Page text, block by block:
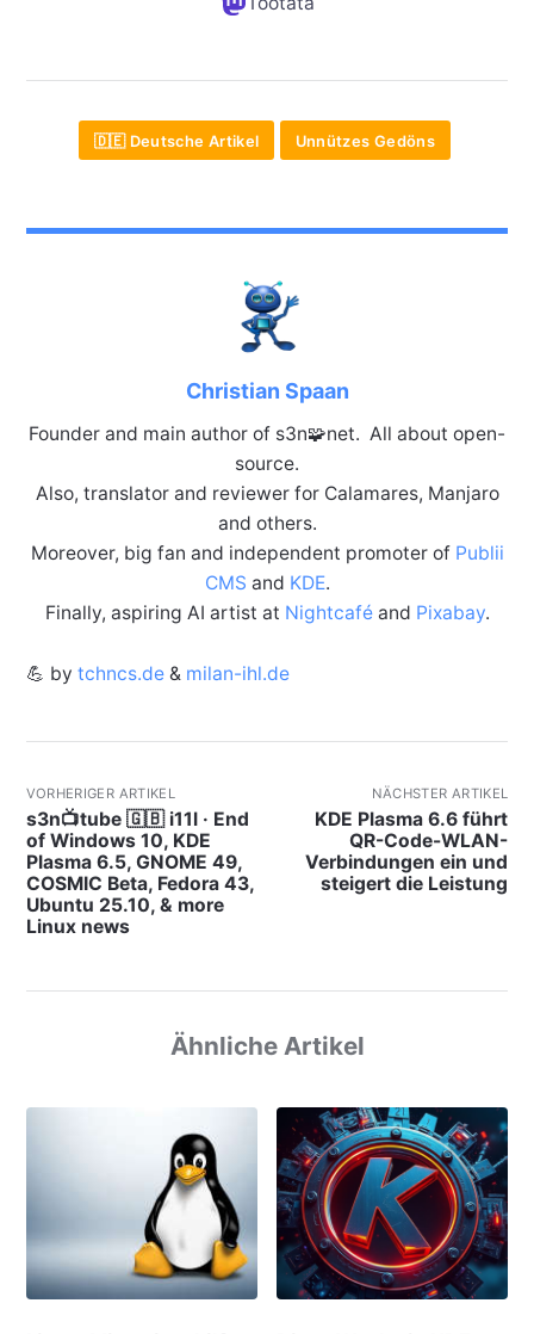
🇩🇪 Deutsche Artikel Unnützes Gedöns
Christian Spaan
Founder and main author of s3n🧩net. All about open-
source.
Also, translator and reviewer for Calamares, Manjaro
and others.
Moreover, big fan and independent promoter of Publii
CMS and KDE.
Finally, aspiring AI artist at Nightcaféand Pixabay.
💪 by tchncs.de& milan-ihl.de
VORHERIGER ARTIKEL
s3n📺tube 🇬🇧 i11l · End
of Windows 10, KDE
Plasma 6.5, GNOME 49,
COSMIC Beta, Fedora 43,
Ubuntu 25.10, & more
Linux news
NÄCHSTER ARTIKEL
KDE Plasma 6.6 führt
QR-Code-WLAN-
Verbindungen ein und
steigert die Leistung
Ähnliche Artikel